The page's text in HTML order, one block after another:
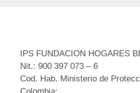
IPS FUNDACION HOGARES
Nit.: 900 397 073 – 6
Cod. Hab. Ministerio de